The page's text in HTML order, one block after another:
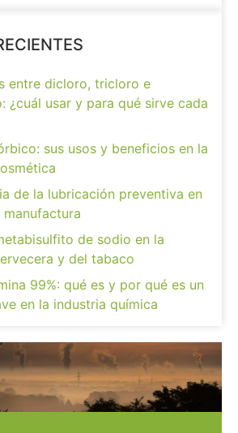
entre dicloro, tricloro e
¿cuál usar y para qué sirve cada
sus usos y beneficios en la
de la lubricación preventiva en
de sodio en la
y del tabaco
99%: qué es y por qué es un
en la industria química